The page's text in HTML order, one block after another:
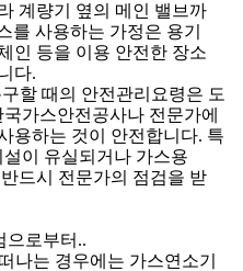
계량기 옆의 메인 밸브까
를 사용하는 가정은 용기
인 등을 이용 안전한 장소
다.
할 때의 안전관리요령은 도
국가스안전공사나 전문가에
용하는 것이 안전합니다. 특
설이 유실되거나 가스용
드시 전문가의 점검을 받
으로부터..
나는 경우에는 가스연소기